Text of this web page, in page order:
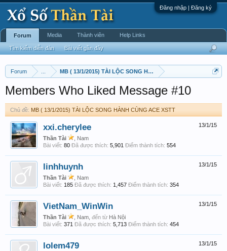
Đăng nhập | Đăng ký
Forum MB ( 13/1/2015) TÀI LỘC SONG HÀNH CÙNG ACE XSTT
Members Who Liked Message #10
Chủ đề: MB ( 13/1/2015) TÀI LỘC SONG HÀNH CÙNG ACE XSTT
13/1/15
xxi.cherylee
Thần Tài
, Nam
Bài viết: 80 Đã được thích: 5,901 Điểm thành tích: 554
13/1/15
linhhuynh
Thần Tài
, Nam
Bài viết: 185 Đã được thích: 1,457 Điểm thành tích: 354
13/1/15
VietNam_WinWin
Thần Tài , Nam, đến từ Hà Nội
Bài viết: 371 Đã được thích: 5,713 Điểm thành tích: 454
13/1/15
lolem479
Forum
Tìm kiếm diễn đàn Bài viết gần đây
Media Thành viên Help Links